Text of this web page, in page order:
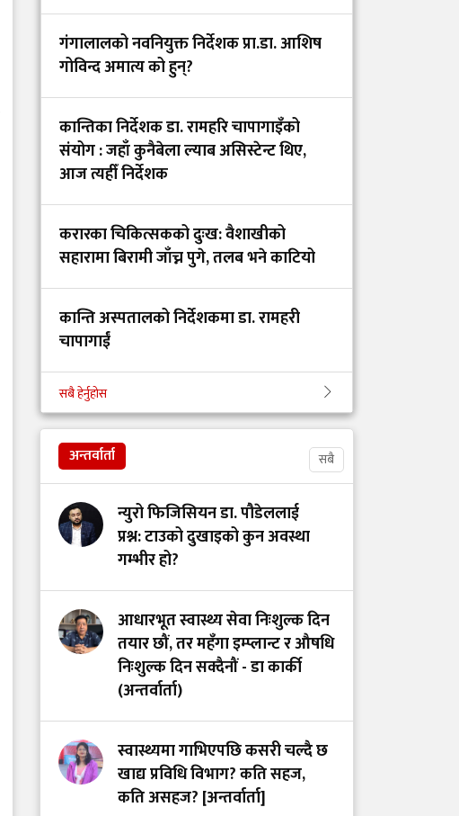
इन्टर्न चिकित्सक डिल्लि
हरिजन र सरकारबिच ५
बुँदे सहमति, अनशन अन्त्य
ह्याम्स अस्पताल र
गोकर्णेश्वर
सेवा सहकार्य सम्झौता
गेटा विश्वविद्यालयको
शैक्षिक कार्यक्रमका लागि
चारवटा प्रादेशिक
गाभीले नेपाललाई ३ करोड
९६ लाख डलर बराबरको
खोप र १ करोड ८० लाख
आईसीयूमा रहेका
आन्दोलनरत इन्टर्न
सम्बोधन गर्न सांसद खुस्बु
ओलीको आग्रह
गंगालालको नवनियुक्त निर्देशक प्रा.डा. आशिष
गोविन्द अमात्य को हुन्?
कान्तिका निर्देशक डा. रामहरि चापागाइँको
संयोग : जहाँ कुनैबेला ल्याब असिस्टेन्ट थिए,
आज त्यहीँ निर्देशक
करारका चिकित्सकको दुःख: वैशाखीको
सहारामा बिरामी जाँच्न पुगे, तलब भने काटियो
कान्ति अस्पतालको निर्देशकमा डा. रामहरी
चापागाईं
डाक्टर र सांसदका चालकको तलब 'उस्तै' भन्दै
युट्युबर टंक दाहालद्वारा भ्रामक दाबी
सबै हेर्नुहोस
अन्तर्वार्ता सबै
न्युरो फिजिसियन डा. पौडेललाई
प्रश्न: टाउको दुखाइको कुन अवस्था
गम्भीर हो?
आधारभूत स्वास्थ्य सेवा निःशुल्क दिन
तयार छौं, तर महँगा इम्प्लान्ट र औषधि
निःशुल्क दिन सक्दैनौं - डा कार्की
(अन्तर्वार्ता)
स्वास्थ्यमा गाभिएपछि कसरी चल्दै छ
खाद्य प्रविधि विभाग? कति सहज,
कति असहज? [अन्तर्वार्ता]